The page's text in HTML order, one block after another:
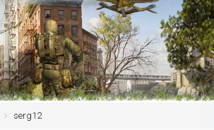
serg12